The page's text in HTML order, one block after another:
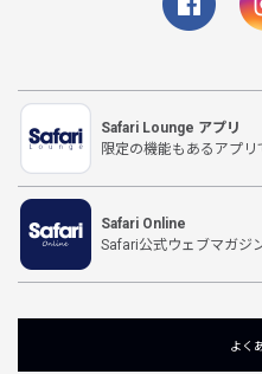
Safari Lounge アプリ
限定の機能もあるアプ
Safari Online
Safari公式ウェブマガジ
よく